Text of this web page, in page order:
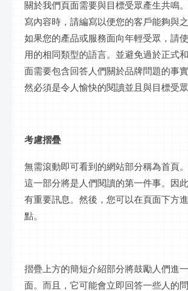
關於我們頁面需要與目標受眾產生共鳴
寫內容時，請編寫以便您的客戶能夠與
如果您的產品或服務面向年輕受眾，請
用的相同類型的語言。並避免過於正式
面需要包含回答人們關於品牌問題的事
然必須是令人愉快的閱讀並且與目標受眾
考慮摺疊
無需滾動即可看到的網站部分稱為首頁
這一部分將是人們閱讀的第一件事。因
有重要訊息。然後，您可以在頁面下方
點。
摺疊上方的簡短介紹部分將鼓勵人們進
面。而且，它可能會立即回答一些人的